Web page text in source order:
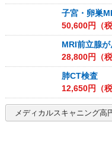
子宮・卵巣
50,600円（税
MRI前立腺
28,800円（税
肺CT検査
12,650円（税
メディカルスキャニング高